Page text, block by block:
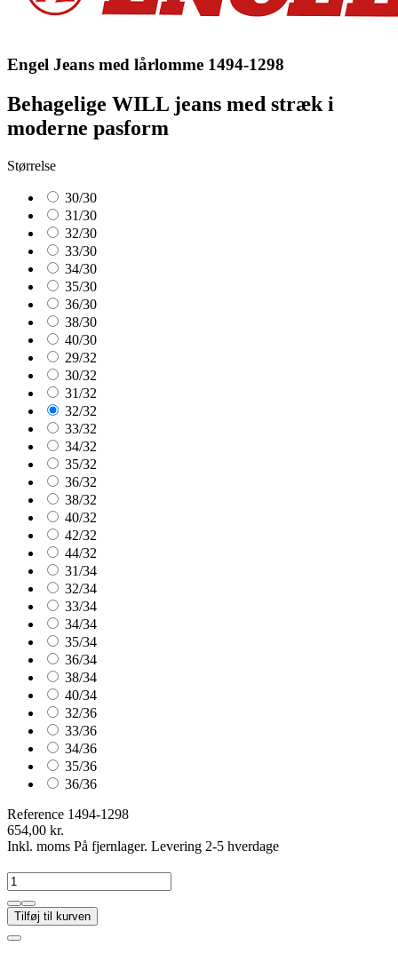
Engel Jeans med lårlomme 1494-1298
Behagelige WILL jeans med stræk i
moderne pasform
Størrelse
30/30
31/30
32/30
33/30
34/30
35/30
36/30
38/30
40/30
29/32
30/32
31/32
32/32
33/32
34/32
35/32
36/32
38/32
40/32
42/32
44/32
31/34
32/34
33/34
34/34
35/34
36/34
38/34
40/34
32/36
33/36
34/36
35/36
36/36
Reference 1494-1298
654,00 kr.
Inkl. moms På fjernlager. Levering 2-5 hverdage
Tilføj til kurven